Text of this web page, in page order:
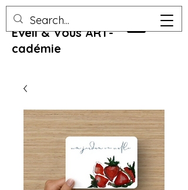
Eveil & Vous ART-
cadémie